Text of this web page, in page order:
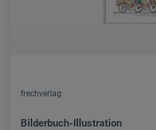
frechverlag
Bilderbuch-Illustration